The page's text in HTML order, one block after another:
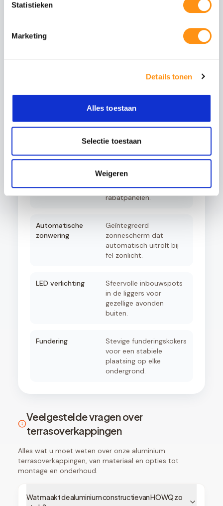
Statistieken
Marketing
Details tonen
Alles toestaan
Selectie toestaan
Weigeren
Glazen schuifwanden
glazen panelen. Ideaal
voor de voorzijde of
Aluminium schuifpui Volledig isolerende
schuifdeuren voor een
afgesloten tuinkamer
met optimaal comfort.
windbescherming met
elegante aluminium
rabatpanelen.
Automatische
zonwering
Geïntegreerd
zonnescherm dat
automatisch uitrolt bij
fel zonlicht.
LED verlichting
Sfeervolle inbouwspots
in de liggers voor
gezellige avonden
buiten.
Fundering
Stevige funderingskokers
voor een stabiele
plaatsing op elke
ondergrond.
Veelgestelde vragen over
terrasoverkappingen
Alles wat u moet weten over onze aluminium
terrasoverkappingen, van materiaal en opties tot
montage en onderhoud.
Wat maakt de aluminium constructie van HOWQ zo